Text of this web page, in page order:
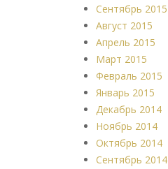
Сентябрь 2015
Август 2015
Апрель 2015
Март 2015
Февраль 2015
Январь 2015
Декабрь 2014
Ноябрь 2014
Октябрь 2014
Сентябрь 2014